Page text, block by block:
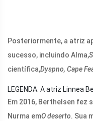
Posteriormente, a atriz
sucesso, incluindo Alma,
científica,Dyspno, Cape
LEGENDA: A atriz Linnea
Em 2016, Berthelsen fez
Nurma emO deserto. Sua